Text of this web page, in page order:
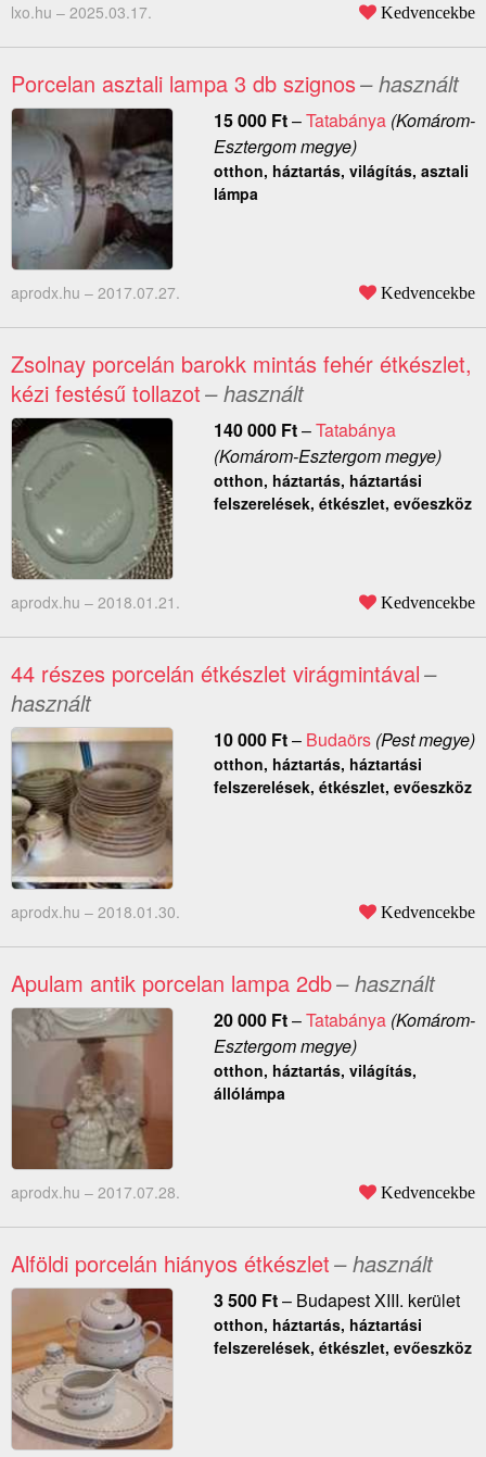
lxo.hu – 2025.03.17. Kedvencekbe
Porcelan asztali lampa 3 db szignos– használt
15 000 Ft–Tatabánya(Komárom-
Esztergom megye)
otthon, háztartás, világítás, asztali
lámpa
aprodx.hu – 2017.07.27. Kedvencekbe
Zsolnay porcelán barokk mintás fehér étkészlet,
kézi festésű tollazot– használt
140 000 Ft–Tatabánya
(Komárom-Esztergom megye)
otthon, háztartás, háztartási
felszerelések, étkészlet, evőeszköz
aprodx.hu – 2018.01.21. Kedvencekbe
44 részes porcelán étkészlet virágmintával–
használt
10 000 Ft– Budaörs(Pest megye)
otthon, háztartás, háztartási
felszerelések, étkészlet, evőeszköz
aprodx.hu – 2018.01.30. Kedvencekbe
Apulam antik porcelan lampa 2db– használt
20 000 Ft–Tatabánya(Komárom-
Esztergom megye)
otthon, háztartás, világítás,
állólámpa
aprodx.hu – 2017.07.28. Kedvencekbe
Alföldi porcelán hiányos étkészlet– használt
3 500 Ft– Budapest XIII. kerület
otthon, háztartás, háztartási
felszerelések, étkészlet, evőeszköz